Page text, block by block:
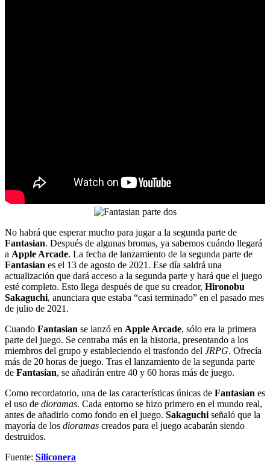
No habrá que esperar mucho para jugar a la segunda parte de
Fantasian. Después de algunas bromas, ya sabemos cuándo llegará
a Apple Arcade. La fecha de lanzamiento de la segunda parte de
Fantasian es el 13 de agosto de 2021. Ese día saldrá una
actualización que dará acceso a la segunda parte y hará que el juego
esté completo. Esto llega después de que su creador, Hironobu
Sakaguchi, anunciara que estaba “casi terminado” en el pasado mes
de julio de 2021.
Cuando Fantasian se lanzó en Apple Arcade, sólo era la primera
parte del juego. Se centraba más en la historia, presentando a los
miembros del grupo y estableciendo el trasfondo del JRPG. Ofrecía
más de 20 horas de juego. Tras el lanzamiento de la segunda parte
de Fantasian, se añadirán entre 40 y 60 horas más de juego.
Como recordatorio, una de las características únicas de Fantasian es
el uso de dioramas. Cada entorno se hizo primero en el mundo real,
antes de añadirlo como fondo en el juego. Sakaguchi señaló que la
mayoría de los dioramas creados para el juego acabarán siendo
destruidos.
Fuente: Siliconera